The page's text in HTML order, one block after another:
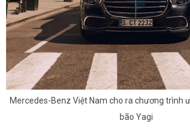
Mercedes-Benz Việt Nam cho ra chương trình
bão Yagi